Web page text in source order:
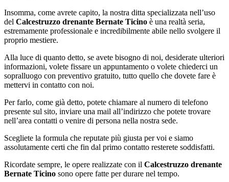
Insomma, come avrete capito, la nostra ditta specializzata nell’uso
del Calcestruzzo drenante Bernate Ticino è una realtà seria,
estremamente professionale e incredibilmente abile nello svolgere il
proprio mestiere.
Alla luce di quanto detto, se avete bisogno di noi, desiderate ulteriori
informazioni, volete fissare un appuntamento o volete chiederci un
sopralluogo con preventivo gratuito, tutto quello che dovete fare è
mettervi in contatto con noi.
Per farlo, come già detto, potete chiamare al numero di telefono
presente sul sito, inviare una mail all’indirizzo che potete trovare
nell’area contatti o venire di persona nella nostra sede.
Scegliete la formula che reputate più giusta per voi e siamo
assolutamente certi che fin dal primo contatto resterete soddisfatti.
Ricordate sempre, le opere realizzate con il Calcestruzzo drenante
Bernate Ticino sono opere fatte per durare nel tempo.